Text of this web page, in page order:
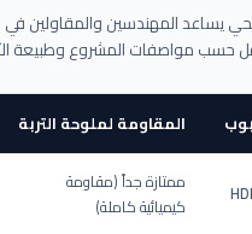
يساعد المهندسين والمقاولين في
حسب مواصفات المشروع وطبيعة
المقاومة لملوحة التربة
ممتازة جداً (مقاومة
كيميائية كاملة)